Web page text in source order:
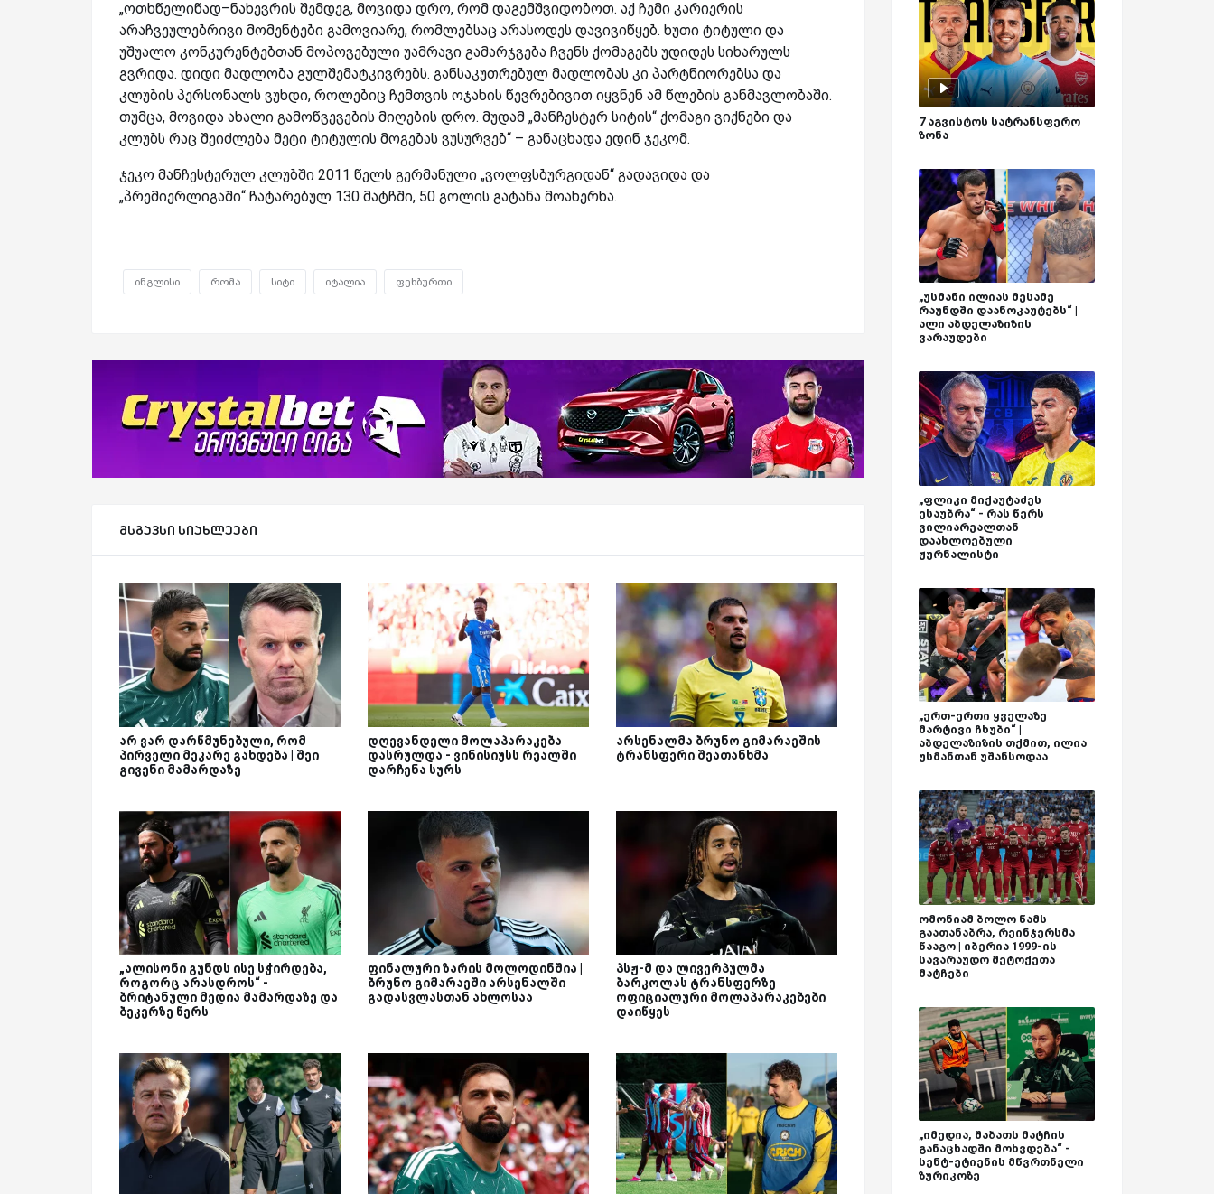
„ოთხწელიწად–ნახევრის შემდეგ, მოვიდა დრო, რომ დაგემშვიდობოთ. აქ ჩემი კარიერის
არაჩვეულებრივი მომენტები გამოვიარე, რომლებსაც არასოდეს დავივიწყებ. ხუთი ტიტული და
უშუალო კონკურენტებთან მოპოვებული უამრავი გამარჯვება ჩვენს ქომაგებს უდიდეს სიხარულს
გვრიდა. დიდი მადლობა გულშემატკივრებს. განსაკუთრებულ მადლობას კი პარტნიორებსა და
კლუბის პერსონალს ვუხდი, როლებიც ჩემთვის ოჯახის წევრებივით იყვნენ ამ წლების განმავლობაში.
თუმცა, მოვიდა ახალი გამოწვევების მიღების დრო. მუდამ „მანჩესტერ სიტის“ ქომაგი ვიქნები და
კლუბს რაც შეიძლება მეტი ტიტულის მოგებას ვუსურვებ“ – განაცხადა ედინ ჯეკომ.
ჯეკო მანჩესტერულ კლუბში 2011 წელს გერმანული „ვოლფსბურგიდან“ გადავიდა და
„პრემიერლიგაში“ ჩატარებულ 130 მატჩში, 50 გოლის გატანა მოახერხა.
ინგლისი რომა სიტი იტალია ფეხბურთი
მსგავსი სიახლეები
არ ვარ დარწმუნებული, რომ
პირველი მეკარე გახდება | შეი
გივენი მამარდაზე
დღევანდელი მოლაპარაკება
დასრულდა - ვინისიუსს რეალში
დარჩენა სურს
არსენალმა ბრუნო გიმარაეშის
ტრანსფერი შეათანხმა
„ალისონი გუნდს ისე სჭირდება,
როგორც არასდროს“ -
ბრიტანული მედია მამარდაზე და
ბეკერზე წერს
ფინალური ზარის მოლოდინშია |
ბრუნო გიმარაეში არსენალში
გადასვლასთან ახლოსაა
პსჟ-მ და ლივერპულმა
ბარკოლას ტრანსფერზე
ოფიციალური მოლაპარაკებები
დაიწყეს
7 აგვისტოს სატრანსფერო
ზონა
„უსმანი ილიას მესამე
რაუნდში დაანოკაუტებს“ |
ალი აბდელაზიზის
ვარაუდები
„ფლიკი მიქაუტაძეს
ესაუბრა“ - რას წერს
ვილიარეალთან
დაახლოებული
ჟურნალისტი
„ერთ-ერთი ყველაზე
მარტივი ჩხუბი“ |
აბდელაზიზის თქმით, ილია
უსმანთან უშანსოდაა
ომონიამ ბოლო წამს
გაათანაბრა, რეინჯერსმა
წააგო | იბერია 1999-ის
სავარაუდო მეტოქეთა
მატჩები
„იმედია, შაბათს მატჩის
განაცხადში მოხვდება“ -
სენტ-ეტიენის მწვრთნელი
ზურიკოზე